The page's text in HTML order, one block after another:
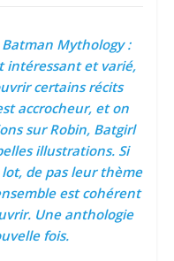
Mythology :
intéressant et varié,
certains récits
accrocheur, et on
sur Robin, Batgirl
illustrations. Si
de pas leur thème
est cohérent
Une anthologie
fois.